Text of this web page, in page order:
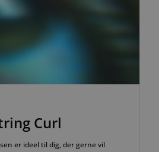
Curl
er ideel til dig, der gerne vil